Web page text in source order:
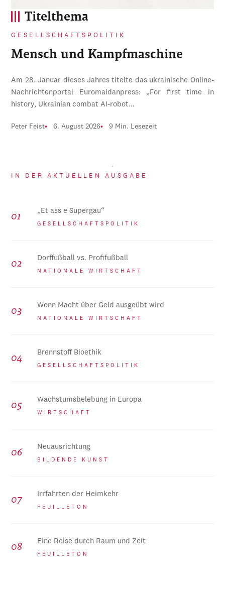
Titelthema
GESELLSCHAFTSPOLITIK
Mensch und Kampfmaschine
Am 28. Januar dieses Jahres titelte das ukrainische Online-
Nachrichtenportal Euromaidanpress: „For first time in
history, Ukrainian combat AI-robot…
Peter Feist 6. August 2026 9 Min. Lesezeit
IN DER AKTUELLEN AUSGABE
„Et ass e Supergau“
GESELLSCHAFTSPOLITIK
Dorffußball vs. Profifußball
NATIONALE WIRTSCHAFT
Wenn Macht über Geld ausgeübt wird
NATIONALE WIRTSCHAFT
Brennstoff Bioethik
GESELLSCHAFTSPOLITIK
Wachstumsbelebung in Europa
WIRTSCHAFT
Neuausrichtung
BILDENDE KUNST
Irrfahrten der Heimkehr
FEUILLETON
Eine Reise durch Raum und Zeit
FEUILLETON